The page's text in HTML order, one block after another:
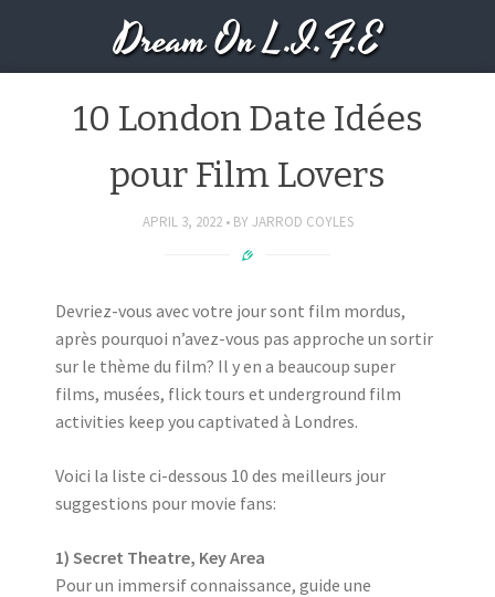
Dream On L.I.F.E
10 London Date Idées
pour Film Lovers
APRIL 3, 2022 BY JARROD COYLES
Devriez-vous avec votre jour sont film mordus,
après pourquoi n’avez-vous pas approche un sortir
sur le thème du film? Il y en a beaucoup super
films, musées, flick tours et underground film
activities keep you captivated à Londres.
Voici la liste ci-dessous 10 des meilleurs jour
suggestions pour movie fans:
1) Secret Theatre, Key Area
Pour un immersif connaissance, guide une